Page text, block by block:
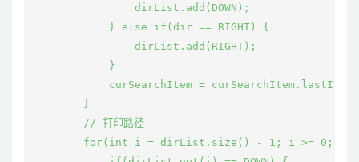
                dirList.add(DOWN);
            } else if(dir == RIGHT) {
                dirList.add(RIGHT);
            }
            curSearchItem = curSearchItem.lastItem;
        }
        // 打印路径
for(int i = dirList.size() - 1; i >= 0;